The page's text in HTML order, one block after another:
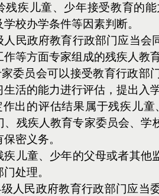
残疾儿童、少年接受教育的
校办学条件等因素判断。
人民政府教育行政部门应当
等方面专家组成的残疾人教
委员会可以接受教育行政部
活的能力进行评估，提出入
出的评估结果属于残疾儿
、残疾人教育专家委员会、
密义务。
疾儿童、少年的父母或者其他
处理。
人民政府教育行政部门应当